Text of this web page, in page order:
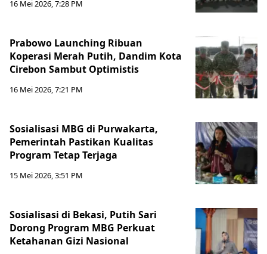
16 Mei 2026, 7:28 PM
Prabowo Launching Ribuan
Koperasi Merah Putih, Dandim Kota
Cirebon Sambut Optimistis
16 Mei 2026, 7:21 PM
Sosialisasi MBG di Purwakarta,
Pemerintah Pastikan Kualitas
Program Tetap Terjaga
15 Mei 2026, 3:51 PM
Sosialisasi di Bekasi, Putih Sari
Dorong Program MBG Perkuat
Ketahanan Gizi Nasional